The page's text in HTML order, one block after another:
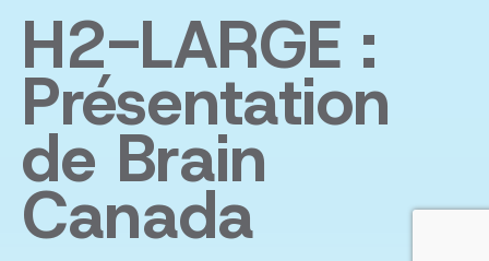
H2-LARGE :
Présentation
de Brain
Canada